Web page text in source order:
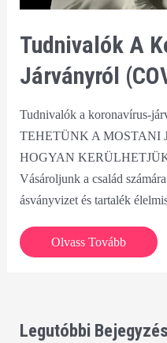
Tudnivalók A
Járványról
Tudnivalók a koronavírus-
TEHETÜNK A MOSTANI
HOGYAN
Vásároljunk a család
ásványvizet és tartalék
Tudnivalók
(COVID-
Olvass Tovább
Legutóbbi